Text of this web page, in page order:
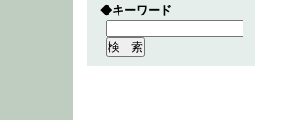
◆キーワード